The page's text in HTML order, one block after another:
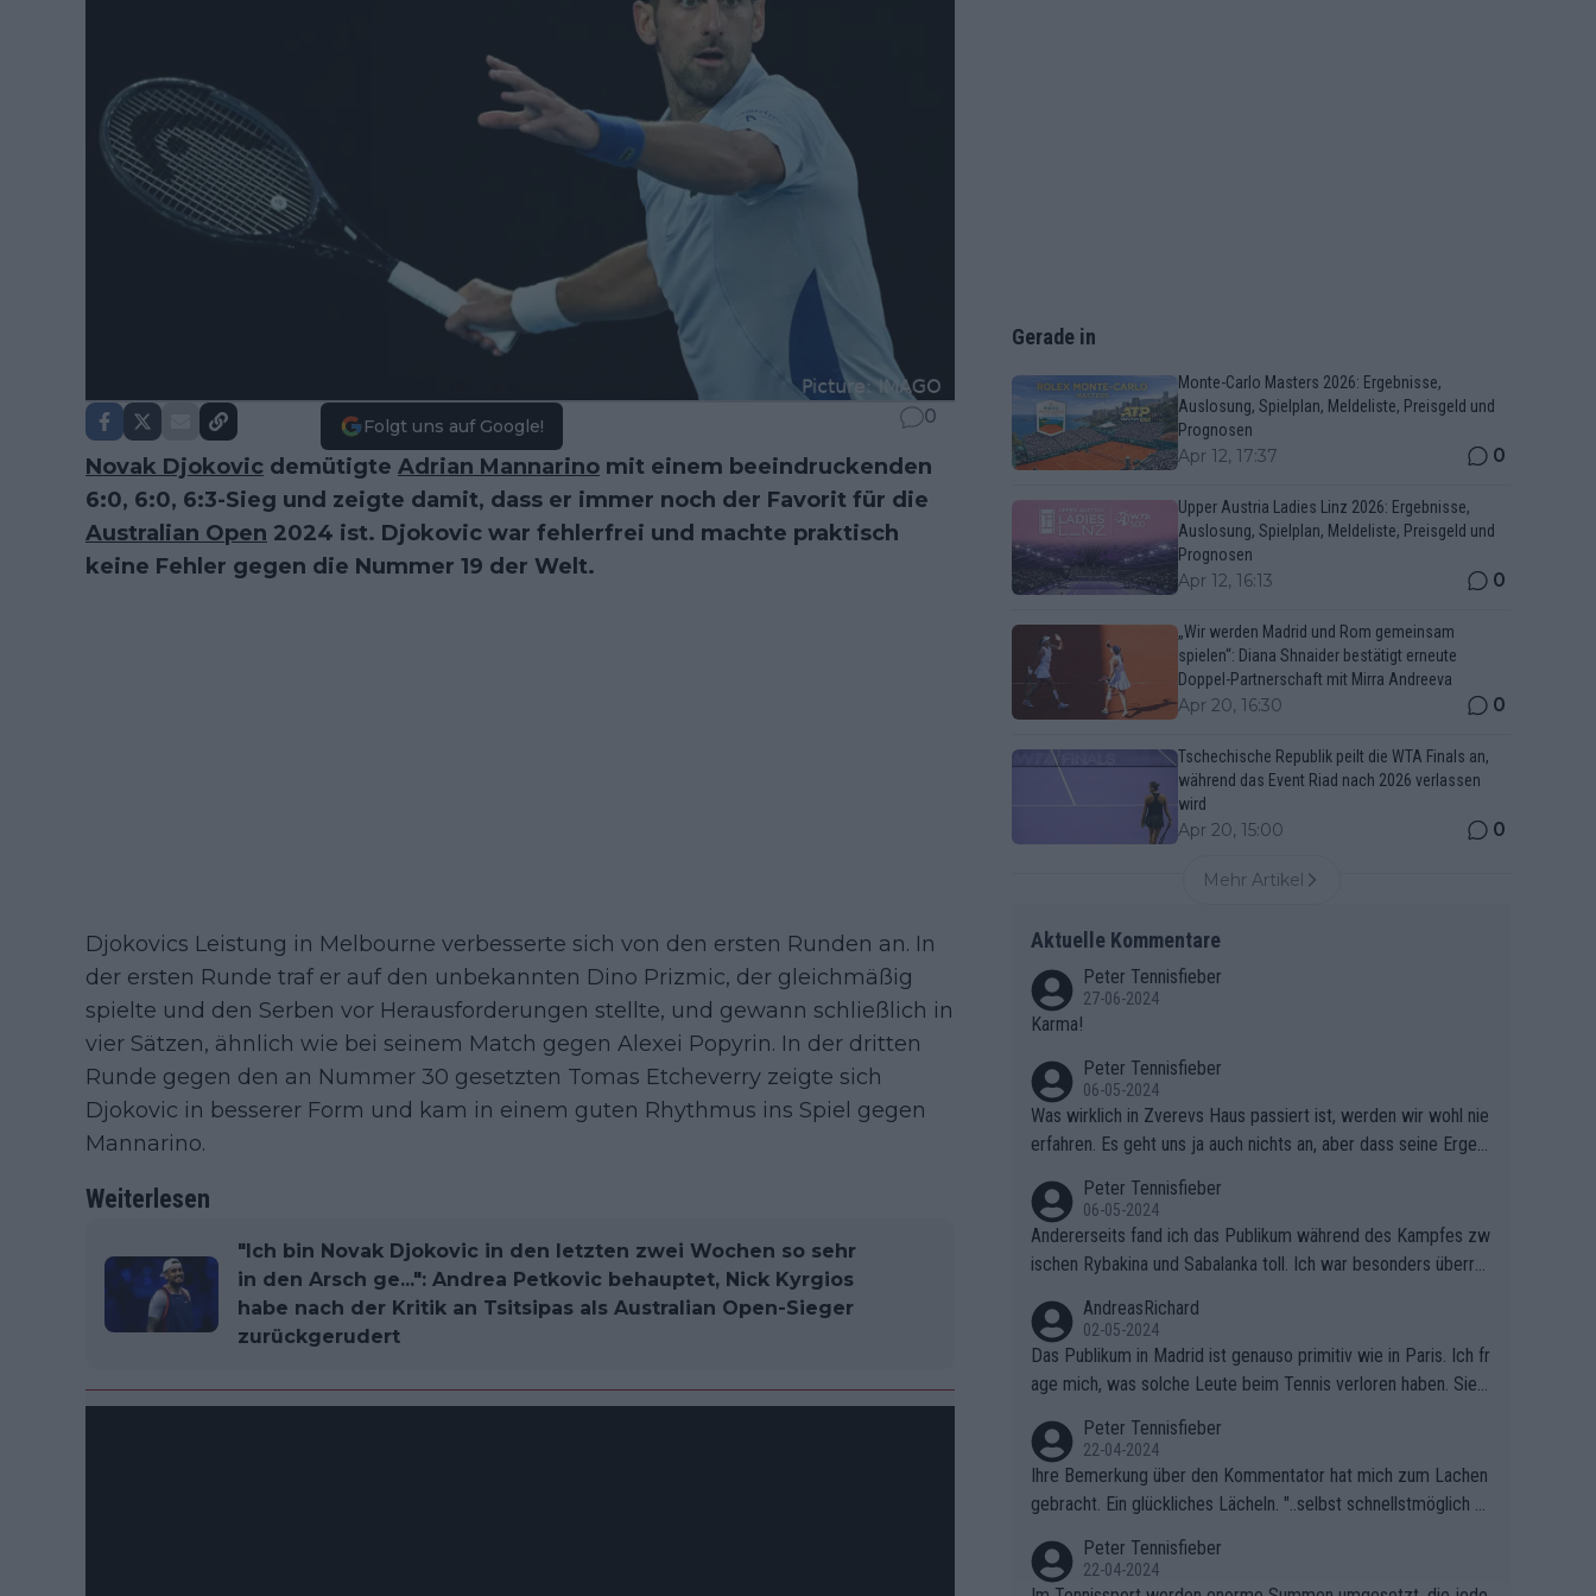
Folgt uns auf Google! 0
Novak Djokovic demütigte Adrian Mannarino mit einem beeindruckenden
6:0, 6:0, 6:3-Sieg und zeigte damit, dass er immer noch der Favorit für die
Australian Open 2024 ist. Djokovic war fehlerfrei und machte praktisch
keine Fehler gegen die Nummer 19 der Welt.
Djokovics Leistung in Melbourne verbesserte sich von den ersten Runden an. In
der ersten Runde traf er auf den unbekannten Dino Prizmic, der gleichmäßig
spielte und den Serben vor Herausforderungen stellte, und gewann schließlich in
vier Sätzen, ähnlich wie bei seinem Match gegen Alexei Popyrin. In der dritten
Runde gegen den an Nummer 30 gesetzten Tomas Etcheverry zeigte sich
Djokovic in besserer Form und kam in einem guten Rhythmus ins Spiel gegen
Mannarino.
Weiterlesen
"Ich bin Novak Djokovic in den letzten zwei Wochen so sehr
in den Arsch ge...": Andrea Petkovic behauptet, Nick Kyrgios
habe nach der Kritik an Tsitsipas als Australian Open-Sieger
zurückgerudert
Gerade in
Monte-Carlo Masters 2026: Ergebnisse,
Auslosung, Spielplan, Meldeliste, Preisgeld und
Prognosen
Apr 12, 17:37 0
Upper Austria Ladies Linz 2026: Ergebnisse,
Auslosung, Spielplan, Meldeliste, Preisgeld und
Prognosen
Apr 12, 16:13 0
„Wir werden Madrid und Rom gemeinsam
spielen“: Diana Shnaider bestätigt erneute
Doppel-Partnerschaft mit Mirra Andreeva
Apr 20, 16:30 0
Tschechische Republik peilt die WTA Finals an,
während das Event Riad nach 2026 verlassen
wird
Apr 20, 15:00 0
Mehr Artikel
Aktuelle Kommentare
Peter Tennisfieber
27-06-2024
Karma!
Peter Tennisfieber
06-05-2024
Was wirklich in Zverevs Haus passiert ist, werden wir wohl nie
erfahren. Es geht uns ja auch nichts an, aber dass seine Ergeb
Peter Tennisfieber
06-05-2024
Andererseits fand ich das Publikum während des Kampfes zw
ischen Rybakina und Sabalanka toll. Ich war besonders überras
AndreasRichard
02-05-2024
Das Publikum in Madrid ist genauso primitiv wie in Paris. Ich fr
age mich, was solche Leute beim Tennis verloren haben. Sie s
ben.
Peter Tennisfieber
22-04-2024
Ihre Bemerkung über den Kommentator hat mich zum Lachen
gebracht. Ein glückliches Lächeln. "..selbst schnellstmöglich na
Peter Tennisfieber
22-04-2024